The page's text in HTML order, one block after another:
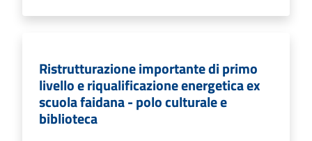
Ristrutturazione importante di primo
livello e riqualificazione energetica ex
scuola faidana - polo culturale e
biblioteca